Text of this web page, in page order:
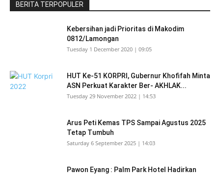
BERITA TERPOPULER
Kebersihan jadi Prioritas di Makodim
0812/Lamongan
Tuesday 1 December 2020 | 09:05
HUT Ke-51 KORPRI, Gubernur Khofifah Minta
ASN Perkuat Karakter Ber- AKHLAK...
Tuesday 29 November 2022 | 14:53
Arus Peti Kemas TPS Sampai Agustus 2025
Tetap Tumbuh
Saturday 6 September 2025 | 14:03
Pawon Eyang : Palm Park Hotel Hadirkan